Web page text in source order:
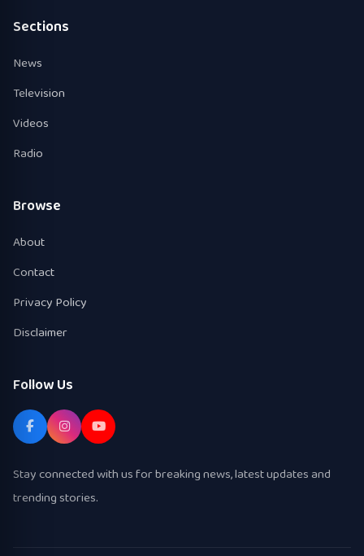
Sections
News
Television
Videos
Radio
Browse
About
Contact
Privacy Policy
Disclaimer
Follow Us
Stay connected with us for breaking news, latest updates and
trending stories.